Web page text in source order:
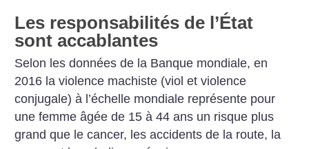
Les responsabilités de l’État
sont accablantes
Selon les données de la Banque mondiale, en
2016 la violence machiste (viol et violence
conjugale) à l’échelle mondiale représente pour
une femme âgée de 15 à 44 ans un risque plus
grand que le cancer, les accidents de la route, la